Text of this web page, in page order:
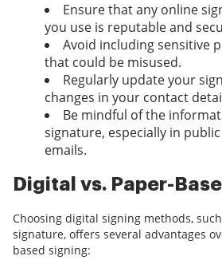
Ensure that any online
you use is reputable and
Avoid including sensitive
that could be misused.
Regularly update your
changes in your contact
Be mindful of the
signature, especially in
emails.
Digital vs. Paper-
Choosing digital signing methods,
signature, offers several advantages
based signing: